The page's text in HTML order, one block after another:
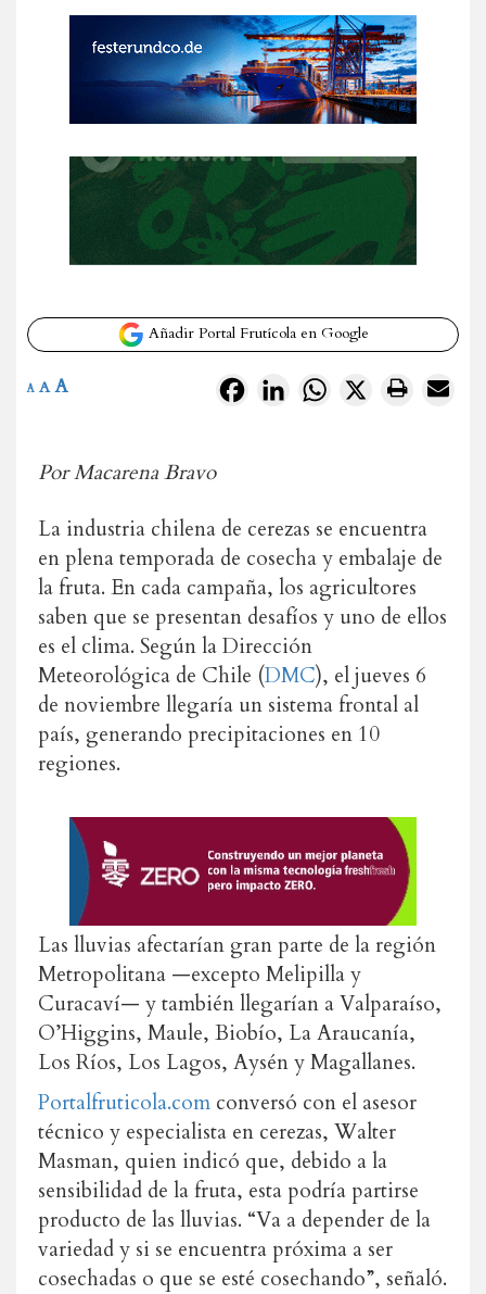
Añadir Portal Frutícola en Google
FacebookLinkedInWhatsApp
X
A A A
Por Macarena Bravo
La industria chilena de cerezas se encuentra
en plena temporada de cosecha y embalaje de
la fruta. En cada campaña, los agricultores
saben que se presentan desafíos y uno de ellos
es el clima. Según la Dirección
Meteorológica de Chile (DMC), el jueves 6
de noviembre llegaría un sistema frontal al
país, generando precipitaciones en 10
regiones.
Las lluvias afectarían gran parte de la región
Metropolitana —excepto Melipilla y
Curacaví— y también llegarían a Valparaíso,
O’Higgins, Maule, Biobío, La Araucanía,
Los Ríos, Los Lagos, Aysén y Magallanes.
Portalfruticola.com conversó con el asesor
técnico y especialista en cerezas, Walter
Masman, quien indicó que, debido a la
sensibilidad de la fruta, esta podría partirse
producto de las lluvias. “Va a depender de la
variedad y si se encuentra próxima a ser
cosechadas o que se esté cosechando”, señaló.